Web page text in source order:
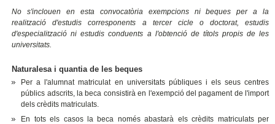
No s'inclouen en esta convocatòria exempcions ni beques per a la
realització d'estudis corresponents a tercer cicle o doctorat, estudis
d'especialització ni estudis conduents a l'obtenció de títols propis de les
universitats.
Naturalesa i quantia de les beques
Per a l'alumnat matriculat en universitats públiques i els seus centres
públics adscrits, la beca consistirà en l'exempció del pagament de l'import
dels crèdits matriculats.
En tots els casos la beca només abastarà els crèdits matriculats per